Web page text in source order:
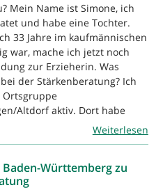
Mein Name ist Simone, ich
und habe eine Tochter.
33 Jahre im kaufmännischen
war, mache ich jetzt noch
zur Erzieherin. Was
der Stärkenberatung? Ich
Altdorf aktiv. Dort habe
Weiterlesen
Württemberg zu